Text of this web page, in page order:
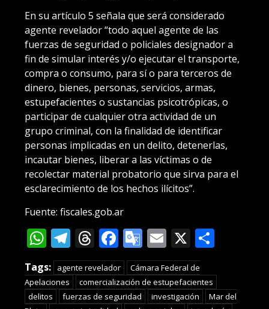
En su artículo 5 señala que será considerado
agente revelador “todo aquel agente de las
fuerzas de seguridad o policiales designador a
fin de simular interés y/o ejecutar el transporte,
compra o consumo, para sí o para terceros de
dinero, bienes, personas, servicios, armas,
estupefacientes o sustancias psicotrópicas, o
participar de cualquier otra actividad de un
grupo criminal, con la finalidad de identificar
personas implicadas en un delito, detenerlas,
incautar bienes, liberar a las víctimas o de
recolectar material probatorio que sirva para el
esclarecimiento de los hechos ilícitos”.
Fuente: fiscales.gob.ar
WhatsApp
Telegram
Threads
Facebook
Google
Translate
Email
X
Tags: agente revelador
Cámara Federal de
Apelaciones
comercialización de estupefacientes
delitos
fuerzas de seguridad investigación
Mar del